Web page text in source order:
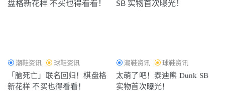
潮鞋资讯 球鞋资讯
「脑死亡」联名回归！棋盘格
新花样 不买也得看看！
潮鞋资讯 球鞋资讯
太萌了吧！泰迪熊 Dunk SB
实物首次曝光！
售？ 2021-05-30